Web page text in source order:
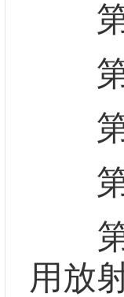
第
第
第
第
第
用放